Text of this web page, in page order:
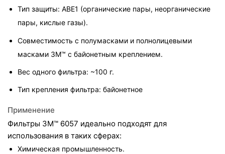
Тип защиты: ABE1 (органические пары, неорганические
пары, кислые газы).
Совместимость с полумасками и полнолицевыми
масками 3M™ с байонетным креплением.
Вес одного фильтра: ~100 г.
Тип крепления фильтра: байонетное
Применение
Фильтры 3M™ 6057 идеально подходят для
использования в таких сферах:
Химическая промышленность.